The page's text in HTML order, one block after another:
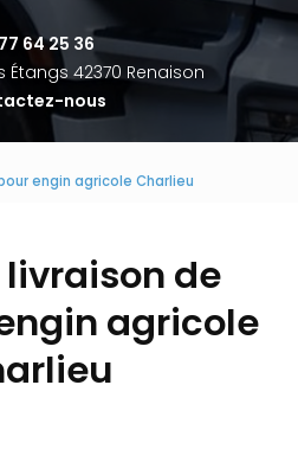
64 25 36
42370 Renaison
nous
engin agricole Charlieu
de
agricole